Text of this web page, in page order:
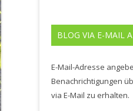
BLOG VIA E-MAIL
E-Mail-Adresse
Benachrichtigungen
via E-Mail zu erhalten.